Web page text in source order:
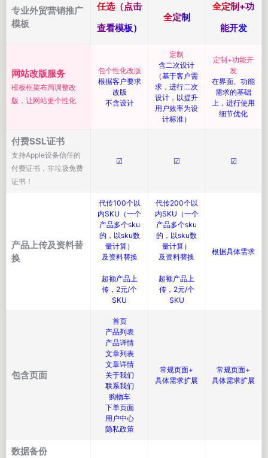
专业外贸营销推广
模板
任选（点击
查看模板）
全定制
全定制+功
能开发
网站改版服务
模板框架布局调整改
版，让网站更个性化
包个性化改版
根据客户要求
改版
不含设计
定制
含二次设计
（基于客户需
求，进行二次
设计，以提升
用户效率为设
计标准）
定制+功能开
发
在界面、功能
需求的基础
上，进行使用
细节优化
付费SSL证书
支持Apple设备信任的
付费证书，非垃圾免费
证书！
☑ ☑ ☑
产品上传及资料替
换
代传100个以
内SKU（一个
产品多个sku
的，以sku数
量计算）
及资料替换
超额产品上
传，2元/个
SKU
代传200个以
内SKU（一个
产品多个sku
的，以sku数
量计算）
及资料替换
超额产品上
传，2元/个
SKU
根据具体需求
包含页面
首页
产品列表
产品详情
文章列表
文章详情
关于我们
联系我们
购物车
下单页面
用户中心
隐私政策
常规页面+
具体需求扩展
常规页面+
具体需求扩展
数据备份